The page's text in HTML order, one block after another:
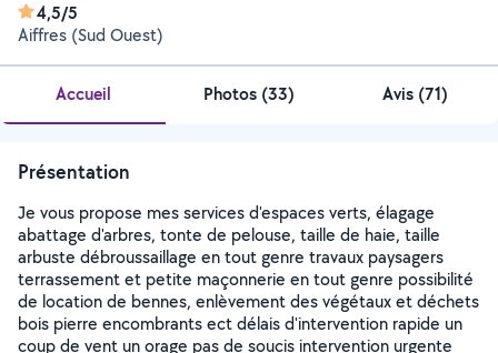
4,5/5
Aiffres (Sud Ouest)
Accueil Photos (33) Avis (71)
Présentation
Je vous propose mes services d'espaces verts, élagage
abattage d'arbres, tonte de pelouse, taille de haie, taille
arbuste débroussaillage en tout genre travaux paysagers
terrassement et petite maçonnerie en tout genre possibilité
de location de bennes, enlèvement des végétaux et déchets
bois pierre encombrants ect délais d'intervention rapide un
coup de vent un orage pas de soucis intervention urgente